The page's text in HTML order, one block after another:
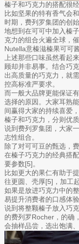
榛子和巧克力的搭配很
比如坚果的特有香气会
时期，费列罗集团的创
地想到在可可中加入榛
克力的组合火遍全球，
Nutella意榛滋榛果可可酱
上述那些口味虽然看起
顾却并非易事。结合巧
出高质量的巧克力，就
控高标准严要求。
而一般大品牌更能保证
选择的原因。大家耳熟
间赢得大家的持续喜爱
榛子和巧克力，分则优
说到费列罗集团，大家
志性组合。
除了对可可豆的甄选，
在榛子巧克力的经典搭
要参数[5]。
比如更大的果仁有助于
往更圆、壳厚[5]，加工
如果是放进巧克力中的
易提升消费者的口感体
说到将整颗榛子放入巧
的费列罗Rocher，的确
会抽样品尝，选出饱满